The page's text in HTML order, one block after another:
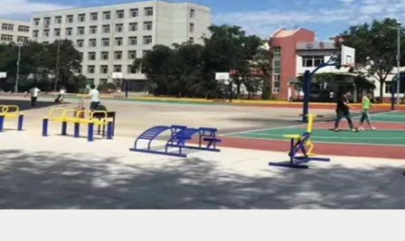
师资力量
学院荣誉
魅力校园
新闻中心